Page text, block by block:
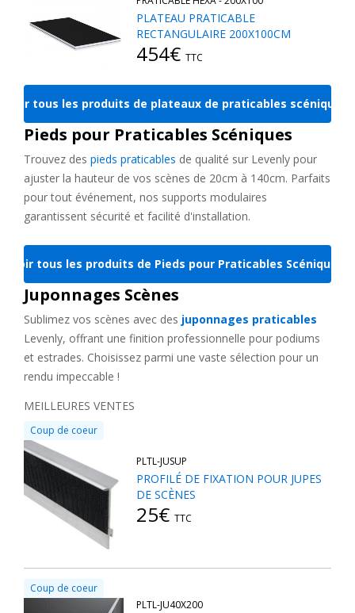
PLATEAU PRATICABLE
RECTANGULAIRE 200X100CM
454€TTC
Voir tous les produits de plateaux de praticables scéniques
Pieds pour Praticables Scéniques
Trouvez des pieds praticables de qualité sur Levenly pour
ajuster la hauteur de vos scènes de 20cm à 140cm. Parfaits
pour tout événement, nos supports modulaires
garantissent sécurité et facilité d'installation.
Voir tous les produits de Pieds pour Praticables Scéniques
Juponnages Scènes
Sublimez vos scènes avec des juponnages praticables
Levenly, offrant une finition professionnelle pour podiums
et estrades. Choisissez parmi une vaste sélection pour un
rendu impeccable !
MEILLEURES VENTES
Coup de coeur
PLTL-JUSUP
PROFILÉ DE FIXATION POUR JUPES
DE SCÈNES
25€TTC
Coup de coeur
PLTL-JU40X200